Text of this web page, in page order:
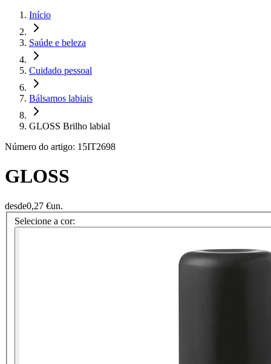
Início
Saúde e beleza
Cuidado pessoal
Bálsamos labiais
GLOSS Brilho labial
Número do artigo: 15IT2698
GLOSS
desde0,27 €un.
Selecione a cor: